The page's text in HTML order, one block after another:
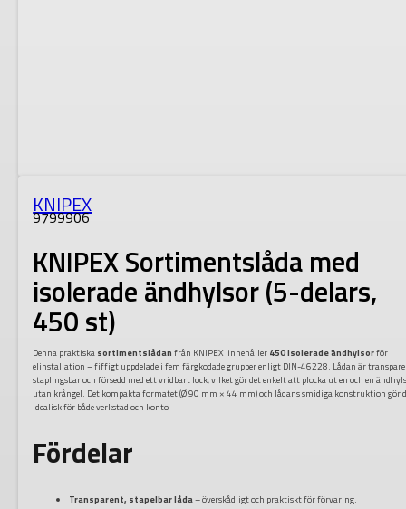
KNIPEX
9799906
KNIPEX Sortimentslåda med
isolerade ändhylsor (5-delars,
450 st)
Denna praktiska sortimentslådan från KNIPEX innehåller 450 isolerade ändhylsorför
elinstallation – fiffigt uppdelade i fem färgkodade grupper enligt DIN-46228. Lådan är
staplingsbar och försedd med ett vridbart lock, vilket gör det enkelt att plocka ut en och en
utan krångel. Det kompakta formatet (Ø 90 mm × 44 mm) och lådans smidiga konstruktion gör
idealisk för både verkstad och konto
Fördelar
Transparent, stapelbar låda– överskådligt och praktiskt för förvaring.